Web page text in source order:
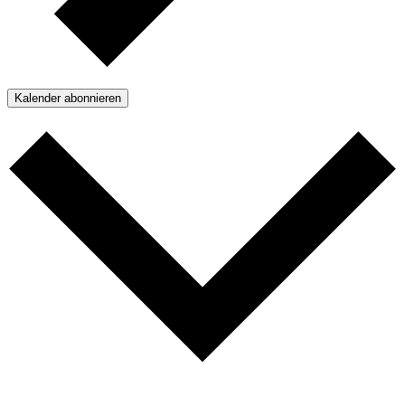
Kalender abonnieren